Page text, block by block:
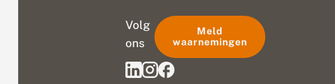
Volg
ons
Meld
waarnemingen